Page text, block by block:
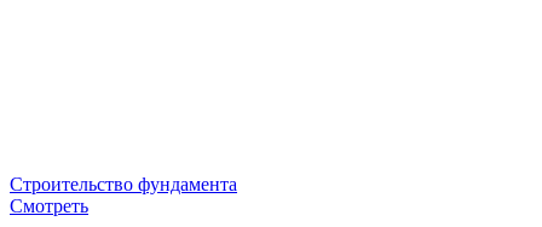
Строительство фундамента
Смотреть